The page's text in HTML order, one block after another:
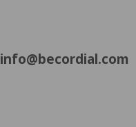
info@becordial.com